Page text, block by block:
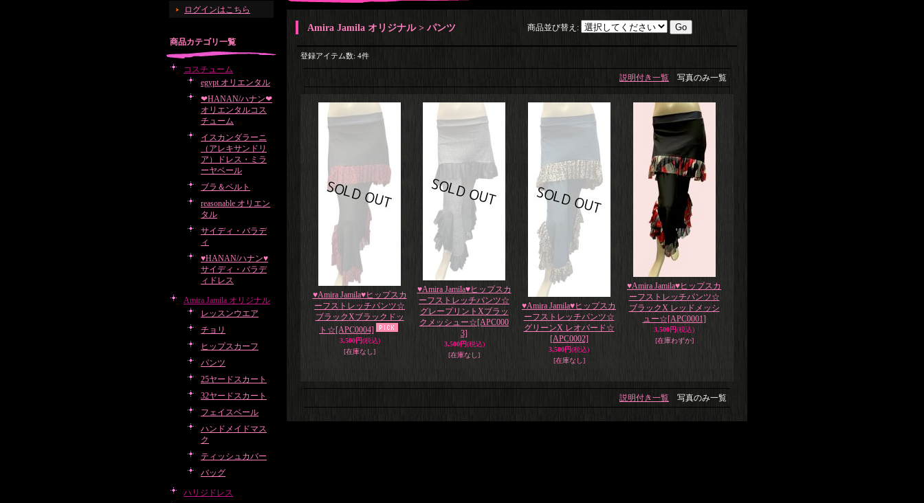
ログインはこちら
商品カテゴリ一覧
コスチューム
egypt オリエンタル
❤HANAN/ハナン❤
オリエンタルコス
チューム
イスカンダラーニ
（アレキサンドリ
ア）ドレス・ミラ
ーヤベール
ブラ＆ベルト
reasonable オリエン
タル
サイディ・バラデ
ィ
♥HANAN/ハナン♥
サイディ・バラデ
ィドレス
Amira Jamila オリジナル
レッスンウエア
チョリ
ヒップスカーフ
パンツ
25ヤードスカート
32ヤードスカート
フェイスベール
ハンドメイドマス
ク
ティッシュカバー
バッグ
ハリジドレス
Amira Jamila オリジナル > パンツ 商品並び替え :
登録アイテム数: 4件
説明付き一覧 写真のみ一覧
♥Amira Jamila♥ヒップスカ
ーフストレッチパンツ☆
ブラックXブラックドッ
ト☆[APC0004]
3,500円(税込)
[在庫なし]
♥Amira Jamila♥ヒップスカ
ーフストレッチパンツ☆
グレープリントXブラッ
クメッシュー☆[APC000
3]
3,500円(税込)
[在庫なし]
♥Amira Jamila♥ヒップスカ
ーフストレッチパンツ☆
グリーンX レオパード☆
[APC0002]
3,500円(税込)
[在庫なし]
♥Amira Jamila♥ヒップスカ
ーフストレッチパンツ☆
ブラックX レッドメッシ
ュー☆[APC0001]
3,500円(税込)
[在庫わずか]
説明付き一覧 写真のみ一覧